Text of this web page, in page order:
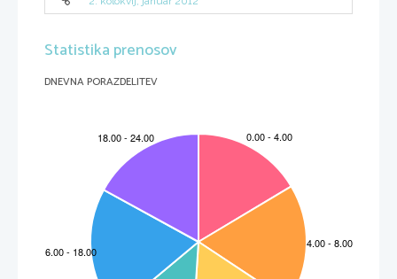
Statistika prenosov
DNEVNA PORAZDELITEV